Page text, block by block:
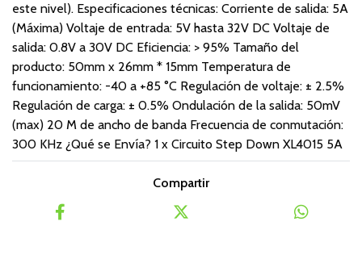
este nivel). Especificaciones técnicas: Corriente de salida: 5A
(Máxima) Voltaje de entrada: 5V hasta 32V DC Voltaje de
salida: 0.8V a 30V DC Eficiencia: > 95% Tamaño del
producto: 50mm x 26mm * 15mm Temperatura de
funcionamiento: -40 a +85 °C Regulación de voltaje: ± 2.5%
Regulación de carga: ± 0.5% Ondulación de la salida: 50mV
(max) 20 M de ancho de banda Frecuencia de conmutación:
300 KHz ¿Qué se Envía? 1 x Circuito Step Down XL4015 5A
Compartir